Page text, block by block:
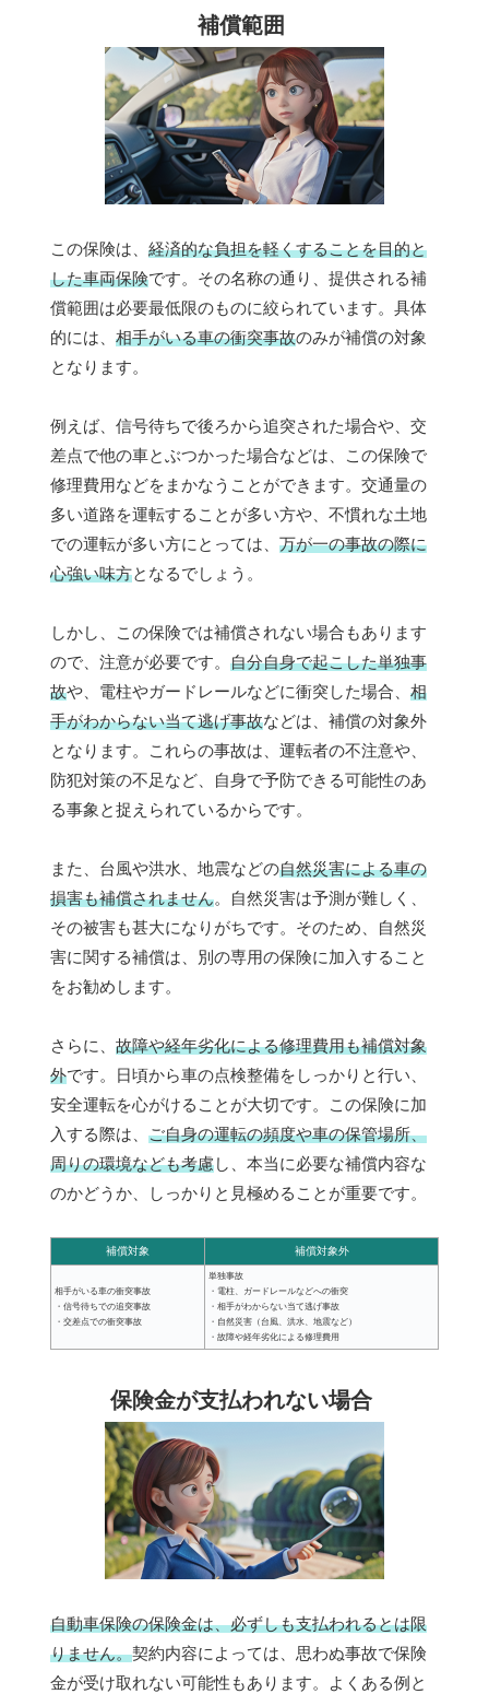
補償範囲
この保険は、 経済的な負担を軽くすることを目的と
した車両保険です。その名称の通り、提供される補
償範囲は必要最低限のものに絞られています。具体
的には、 相手がいる車の衝突事故のみが補償の対象
となります。
例えば、信号待ちで後ろから追突された場合や、交
差点で他の車とぶつかった場合などは、この保険で
修理費用などをまかなうことができます。交通量の
多い道路を運転することが多い方や、不慣れな土地
での運転が多い方にとっては、 万が一の事故の際に
心強い味方となるでしょう。
しかし、この保険では補償されない場合もあります
ので、注意が必要です。 自分自身で起こした単独事
故や、電柱やガードレールなどに衝突した場合、 相
手がわからない当て逃げ事故などは、補償の対象外
となります。これらの事故は、運転者の不注意や、
防犯対策の不足など、自身で予防できる可能性のあ
る事象と捉えられているからです。
また、台風や洪水、地震などの自然災害による車の
損害も補償されません。自然災害は予測が難しく、
その被害も甚大になりがちです。そのため、自然災
害に関する補償は、別の専用の保険に加入すること
をお勧めします。
さらに、 故障や経年劣化による修理費用も補償対象
外です。日頃から車の点検整備をしっかりと行い、
安全運転を心がけることが大切です。この保険に加
入する際は、 ご自身の運転の頻度や車の保管場所、
周りの環境なども考慮し、本当に必要な補償内容な
のかどうか、しっかりと見極めることが重要です。
補償対象 補償対象外
相手がいる車の衝突事故
・信号待ちでの追突事故
・交差点での衝突事故
単独事故
・電柱、ガードレールなどへの衝突
・相手がわからない当て逃げ事故
・自然災害（台風、洪水、地震など）
・故障や経年劣化による修理費用
保険金が支払われない場合
自動車保険の保険金は、必ずしも支払われるとは限
りません。契約内容によっては、思わぬ事故で保険
金が受け取れない可能性もあります。よくある例と